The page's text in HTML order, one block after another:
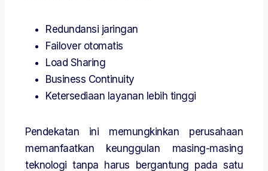
Redundansi jaringan
Failover otomatis
Load Sharing
Business Continuity
Ketersediaan layanan lebih tinggi
Pendekatan ini memungkinkan perusahaan
memanfaatkan keunggulan masing-masing
teknologi tanpa harus bergantung pada satu